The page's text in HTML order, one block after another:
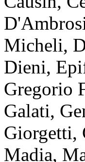
Micheli,
Dieni,
Gregorio
Galati,
Giorgetti,
Madia,